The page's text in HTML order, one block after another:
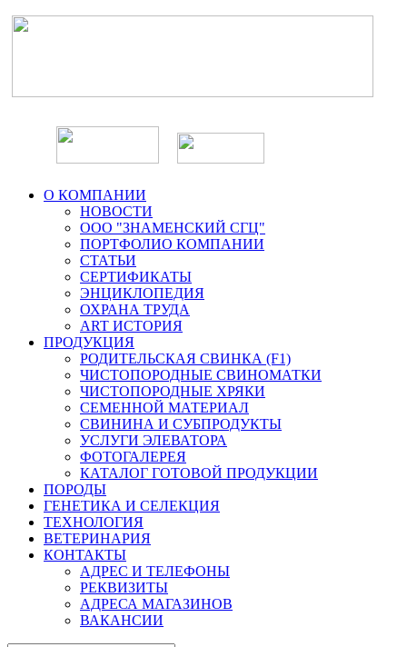
О КОМПАНИИ
НОВОСТИ
ООО "ЗНАМЕНСКИЙ СГЦ"
ПОРТФОЛИО КОМПАНИИ
СТАТЬИ
СЕРТИФИКАТЫ
ЭНЦИКЛОПЕДИЯ
ОХРАНА ТРУДА
ART ИСТОРИЯ
ПРОДУКЦИЯ
РОДИТЕЛЬСКАЯ СВИНКА (F1)
ЧИСТОПОРОДНЫЕ СВИНОМАТКИ
ЧИСТОПОРОДНЫЕ ХРЯКИ
СЕМЕННОЙ МАТЕРИАЛ
СВИНИНА И СУБПРОДУКТЫ
УСЛУГИ ЭЛЕВАТОРА
ФОТОГАЛЕРЕЯ
КАТАЛОГ ГОТОВОЙ ПРОДУКЦИИ
ПОРОДЫ
ГЕНЕТИКА И СЕЛЕКЦИЯ
ТЕХНОЛОГИЯ
ВЕТЕРИНАРИЯ
КОНТАКТЫ
АДРЕС И ТЕЛЕФОНЫ
РЕКВИЗИТЫ
АДРЕСА МАГАЗИНОВ
ВАКАНСИИ